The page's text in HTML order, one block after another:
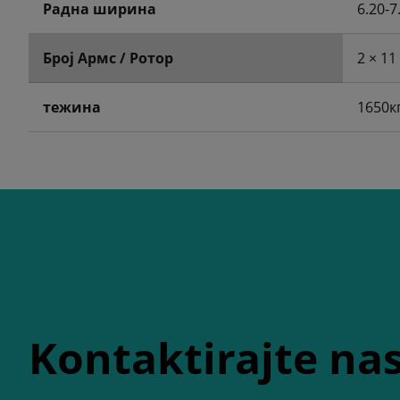
Радна ширина 6.20-
Број Армс / Ротор 2 × 11
тежина
Kontaktirajte